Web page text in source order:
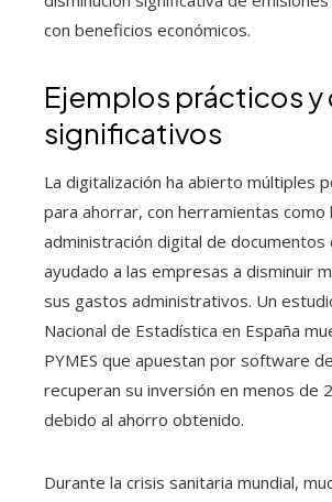
con beneficios económicos.
Ejemplos prácticos y
significativos
La digitalización ha abierto múltiples
para ahorrar, con herramientas como
administración digital de documentos
ayudado a las empresas a disminuir
sus gastos administrativos. Un
Nacional de Estadística en España
PYMES que apuestan por software
recuperan su inversión en menos de
debido al ahorro obtenido.
Durante la crisis sanitaria mundial,